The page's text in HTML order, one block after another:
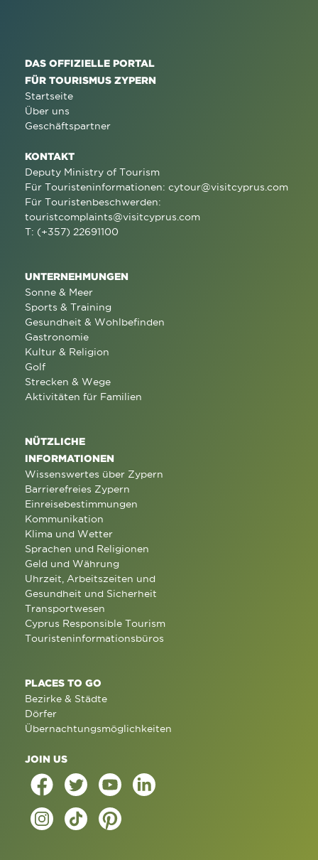
DAS OFFIZIELLE PORTAL
FÜR TOURISMUS ZYPERN
Startseite
Über uns
Geschäftspartner
KONTAKT
Deputy Ministry of Tourism
Für Touristeninformationen: cytour@visitcyprus.com
Für Touristenbeschwerden:
touristcomplaints@visitcyprus.com
T: (+357) 22691100
UNTERNEHMUNGEN
Sonne & Meer
Sports & Training
Gesundheit & Wohlbefinden
Gastronomie
Kultur & Religion
Golf
Strecken & Wege
Aktivitäten für Familien
NÜTZLICHE
INFORMATIONEN
Wissenswertes über Zypern
Barrierefreies Zypern
Einreisebestimmungen
Kommunikation
Klima und Wetter
Sprachen und Religionen
Geld und Währung
Uhrzeit, Arbeitszeiten und
Gesundheit und Sicherheit
Transportwesen
Cyprus Responsible Tourism
Touristeninformationsbüros
PLACES TO GO
Bezirke & Städte
Dörfer
Übernachtungsmöglichkeiten
JOIN US